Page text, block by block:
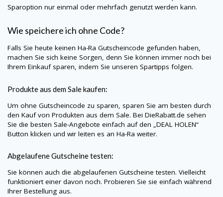
Sparoption nur einmal oder mehrfach genutzt werden kann.
Wie speichere ich ohne Code?
Falls Sie heute keinen Ha-Ra Gutscheincode gefunden haben,
machen Sie sich keine Sorgen, denn Sie können immer noch bei
Ihrem Einkauf sparen, indem Sie unseren Spartipps folgen.
Produkte aus dem Sale kaufen:
Um ohne Gutscheincode zu sparen, sparen Sie am besten durch
den Kauf von Produkten aus dem Sale. Bei DieRabatt.de sehen
Sie die besten Sale-Angebote einfach auf den „DEAL HOLEN“
Button klicken und wir leiten es an Ha-Ra weiter.
Abgelaufene Gutscheine testen:
Sie können auch die abgelaufenen Gutscheine testen. Vielleicht
funktioniert einer davon noch. Probieren Sie sie einfach während
Ihrer Bestellung aus.